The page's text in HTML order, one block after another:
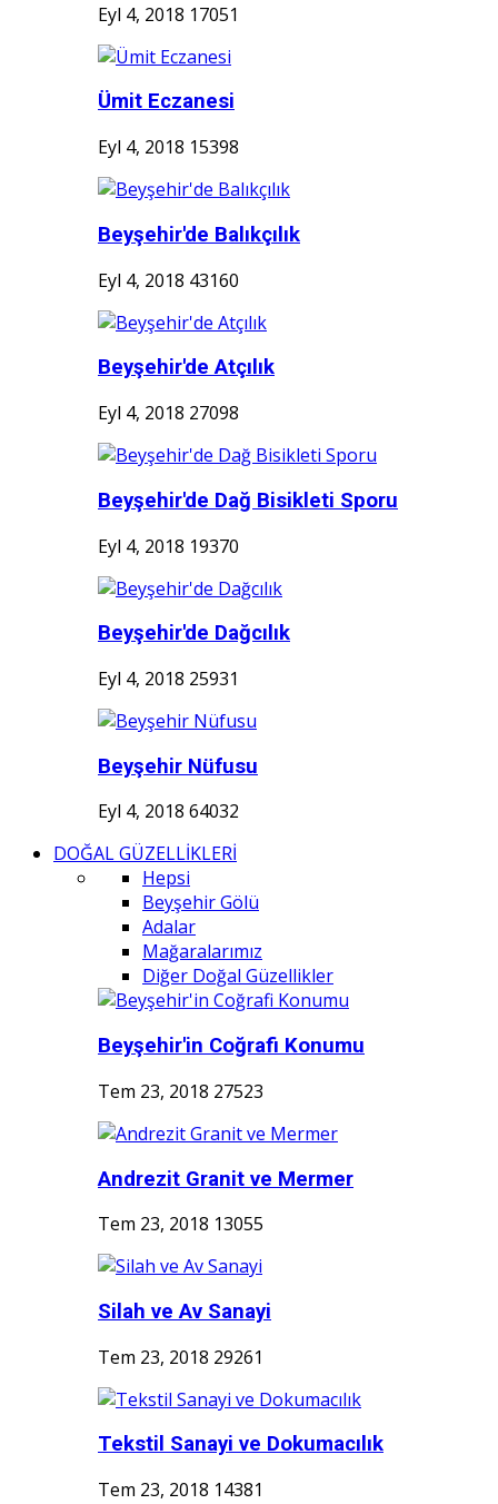
Eyl 4, 2018 17051
Ümit Eczanesi
Eyl 4, 2018 15398
Beyşehir'de Balıkçılık
Eyl 4, 2018 43160
Beyşehir'de Atçılık
Eyl 4, 2018 27098
Beyşehir'de Dağ Bisikleti Sporu
Eyl 4, 2018 19370
Beyşehir'de Dağcılık
Eyl 4, 2018 25931
Beyşehir Nüfusu
Eyl 4, 2018 64032
DOĞAL GÜZELLİKLERİ
Hepsi
Beyşehir Gölü
Adalar
Mağaralarımız
Diğer Doğal Güzellikler
Beyşehir'in Coğrafi Konumu
Tem 23, 2018 27523
Andrezit Granit ve Mermer
Tem 23, 2018 13055
Silah ve Av Sanayi
Tem 23, 2018 29261
Tekstil Sanayi ve Dokumacılık
Tem 23, 2018 14381